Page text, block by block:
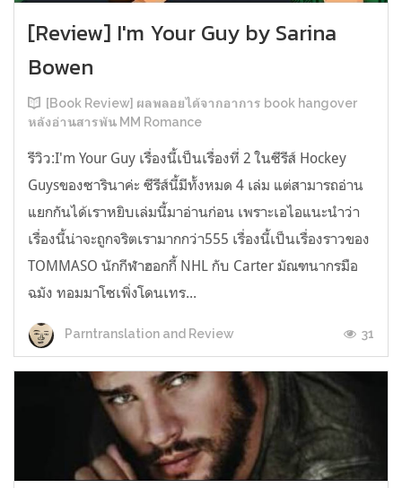
[Review] I'm Your Guy by Sarina
Bowen
[Book Review] ผลพลอยได้จากอาการ book hangover
หลังอ่านสารพัน MM Romance
รีวิว:I'm Your Guy เรื่องนี้เป็นเรื่องที่ 2 ในซีรีส์ Hockey
Guysของซารินาค่ะ ซีรีส์นี้มีทั้งหมด 4 เล่ม แต่สามารถอ่าน
แยกกันได้เราหยิบเล่มนี้มาอ่านก่อน เพราะเอไอแนะนำว่า
เรื่องนี้น่าจะถูกจริตเรามากกว่า555 เรื่องนี้เป็นเรื่องราวของ
TOMMASO นักกีฬาฮอกกี้ NHL กับ Carter มัณฑนากรมือ
ฉมัง ทอมมาโซเพิ่งโดนเทร...
Parntranslation and Review 31